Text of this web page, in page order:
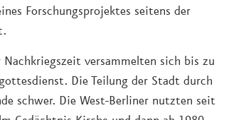
Forschungsprojektes seitens der
versammelten sich bis zu
Die Teilung der Stadt durch
schwer. Die West-Berliner nutzten seit